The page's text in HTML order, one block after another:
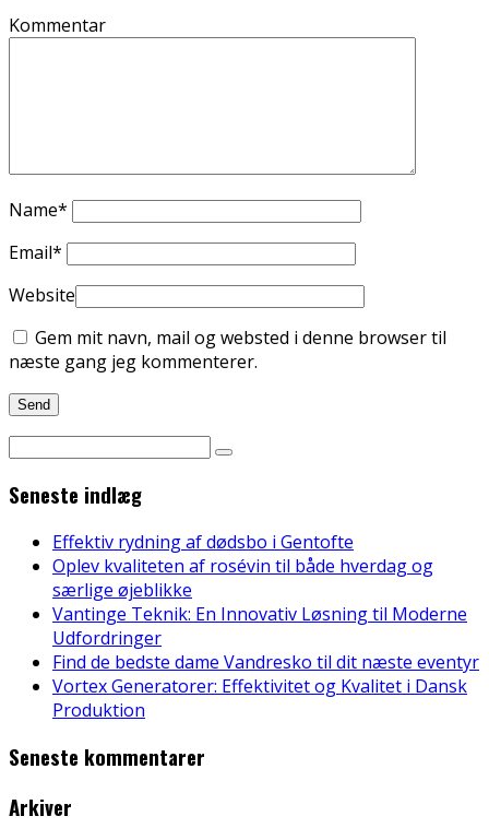
Kommentar
Name*
Email*
Website
Gem mit navn, mail og websted i denne browser til
næste gang jeg kommenterer.
Seneste indlæg
Effektiv rydning af dødsbo i Gentofte
Oplev kvaliteten af rosévin til både hverdag og
særlige øjeblikke
Vantinge Teknik: En Innovativ Løsning til Moderne
Udfordringer
Find de bedste dame Vandresko til dit næste eventyr
Vortex Generatorer: Effektivitet og Kvalitet i Dansk
Produktion
Seneste kommentarer
Arkiver